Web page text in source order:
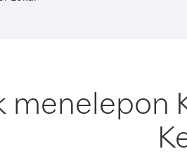
menelepon